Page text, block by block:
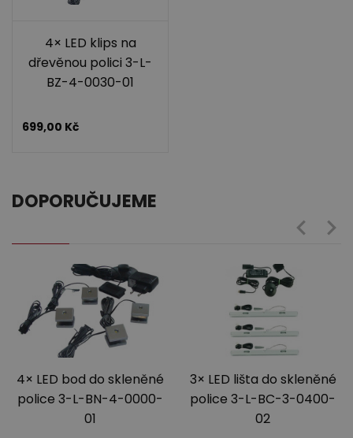
4× LED klips na
dřevěnou polici 3-L-
BZ-4-0030-01
699,00 Kč
DOPORUČUJEME
4× LED bod do skleněné
police 3-L-BN-4-0000-
01
3× LED lišta do skleněné
police 3-L-BC-3-0400-
02